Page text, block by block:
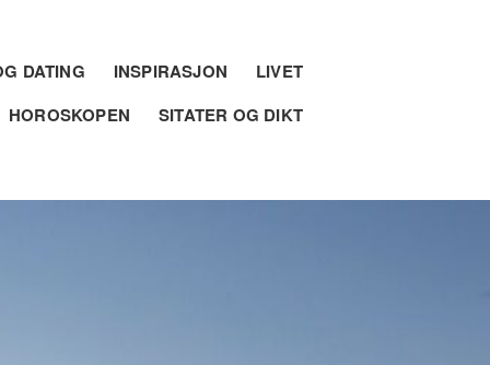
DATING INSPIRASJON
LIVET
HOROSKOPEN
SITATER OG DIKT